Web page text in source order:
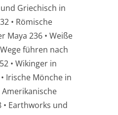
Griechisch in
• Römische
Maya 236 • Weiße
führen nach
• Wikinger in
Irische Mönche in
Amerikanische
• Earthworks und